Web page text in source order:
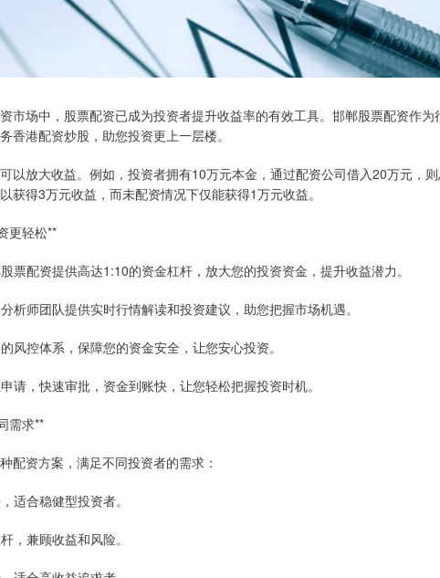
市场中，股票配资已成为投资者提升收益率的有效工具。邯郸股票配资作
香港配资炒股，助您投资更上一层楼。
以放大收益。例如，投资者拥有10万元本金，通过配资公司借入20万元，
获得3万元收益，而未配资情况下仅能获得1万元收益。
更轻松**
票配资提供高达1:10的资金杠杆，放大您的投资资金，提升收益潜力。
析师团队提供实时行情解读和投资建议，助您把握市场机遇。
风控体系，保障您的资金安全，让您安心投资。
请，快速审批，资金到账快，让您轻松把握投资时机。
需求**
配资方案，满足不同投资者的需求：
适合稳健型投资者。
，兼顾收益和风险。